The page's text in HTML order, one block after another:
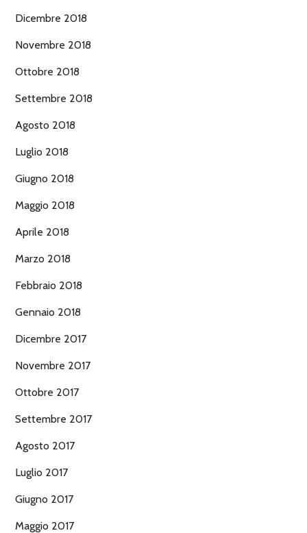
Dicembre 2018
Novembre 2018
Ottobre 2018
Settembre 2018
Agosto 2018
Luglio 2018
Giugno 2018
Maggio 2018
Aprile 2018
Marzo 2018
Febbraio 2018
Gennaio 2018
Dicembre 2017
Novembre 2017
Ottobre 2017
Settembre 2017
Agosto 2017
Luglio 2017
Giugno 2017
Maggio 2017